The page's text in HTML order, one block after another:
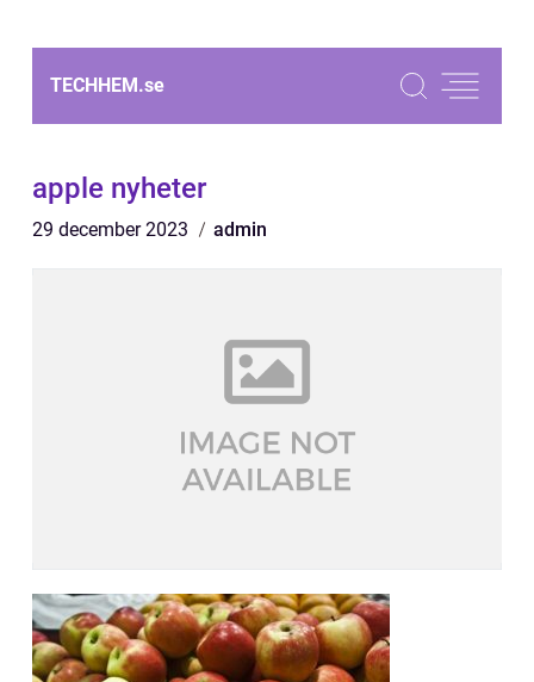
TECHHEM.se
apple nyheter
29 december 2023 admin